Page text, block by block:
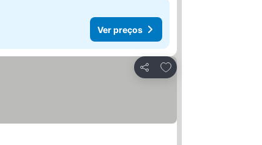
Ver preços
Partilhar
Adicionar aos favoritos